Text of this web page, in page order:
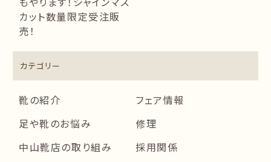
カット数量限定受注販
売！
カテゴリー
靴の紹介
フェア情報
足や靴のお悩み
修理
中山靴店の取り組み
採用関係